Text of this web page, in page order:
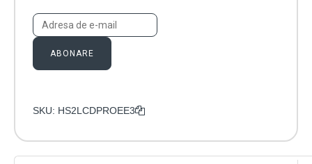
ABONARE
SKU: HS2LCDPROEE3